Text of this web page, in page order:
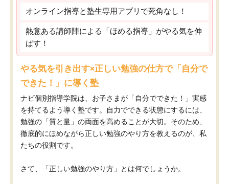
オンライン指導と塾生専用アプリで死角なし！
熱意ある講師陣による「ほめる指導」がやる気を伸
ばす！
やる気を引き出す×正しい勉強の仕方で「自分で
できた！」に導く塾
ナビ個別指導学院は、お子さまが「自分でできた！」実感
を持てるよう導く塾です。自力でできる状態にするには、
勉強の「質と量」の両面を高めることが大切。そのため、
徹底的にほめながら正しい勉強のやり方を教えるのが、私
たちの役割です。
さて、「正しい勉強のやり方」とは何でしょうか。